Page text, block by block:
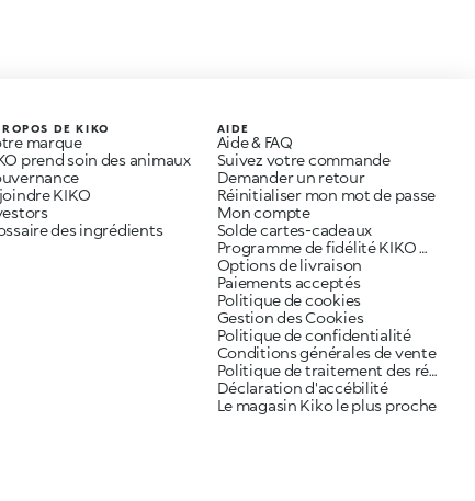
DE KIKO
marque
prend soin des animaux
KIKO
des ingrédients
AIDE
Aide & FAQ
Suivez votre commande
Demander un retour
Réinitialiser mon mot de passe
Mon compte
Solde cartes-cadeaux
Programme de fidélité KIKO ME
Options de livraison
Paiements acceptés
Politique de cookies
Gestion des Cookies
Politique de confidentialité
Conditions générales de vente
Politique de traitement des réclamations
Déclaration d'accébilité
Le magasin Kiko le plus proche